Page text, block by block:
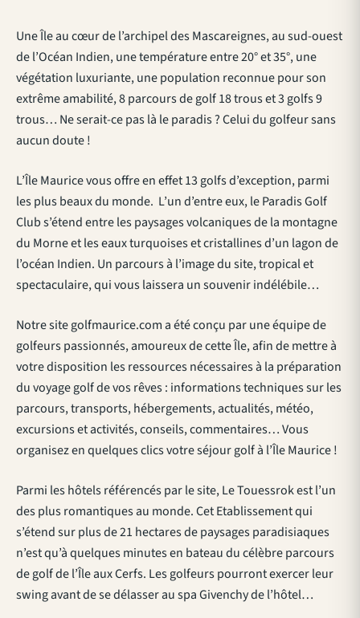
Une Île au cœur de l’archipel des Mascareignes, au sud-ouest
de l’Océan Indien, une température entre 20° et 35°, une
végétation luxuriante, une population reconnue pour son
extrême amabilité, 8 parcours de golf 18 trous et 3 golfs 9
trous… Ne serait-ce pas là le paradis ? Celui du golfeur sans
aucun doute !
L’Île Maurice vous offre en effet 13 golfs d’exception, parmi
les plus beaux du monde. L’un d’entre eux, le Paradis Golf
Club s’étend entre les paysages volcaniques de la montagne
du Morne et les eaux turquoises et cristallines d’un lagon de
l’océan Indien. Un parcours à l’image du site, tropical et
spectaculaire, qui vous laissera un souvenir indélébile…
Notre site golfmaurice.com a été conçu par une équipe de
golfeurs passionnés, amoureux de cette Île, afin de mettre à
votre disposition les ressources nécessaires à la préparation
du voyage golf de vos rêves : informations techniques sur les
parcours, transports, hébergements, actualités, météo,
excursions et activités, conseils, commentaires… Vous
organisez en quelques clics votre séjour golf à l’Île Maurice !
Parmi les hôtels référencés par le site, Le Touessrok est l’un
des plus romantiques au monde. Cet Etablissement qui
s’étend sur plus de 21 hectares de paysages paradisiaques
n’est qu’à quelques minutes en bateau du célèbre parcours
de golf de l’Île aux Cerfs. Les golfeurs pourront exercer leur
swing avant de se délasser au spa Givenchy de l’hôtel…